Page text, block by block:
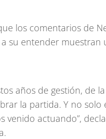
los comentarios de
su entender muestran
años de gestión, de
la partida. Y no solo
venido actuando”,